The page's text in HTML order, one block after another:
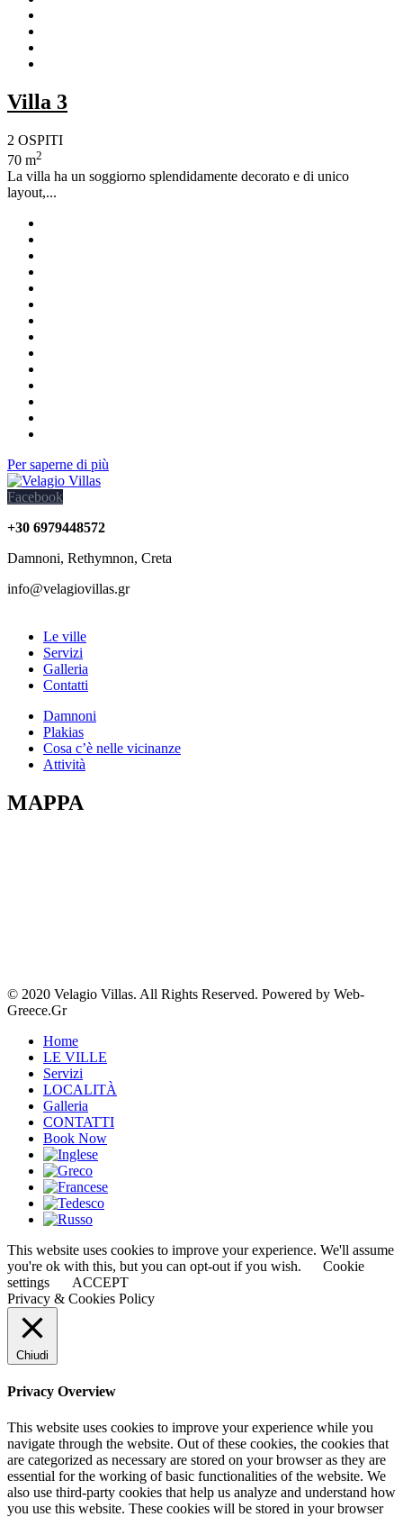
Villa 3
2 OSPITI
70 m2
La villa ha un soggiorno splendidamente decorato e di unico
layout,...
Per saperne di più
Facebook
+30 6979448572
Damnoni, Rethymnon, Creta
info@velagiovillas.gr
Le ville
Servizi
Galleria
Contatti
Damnoni
Plakias
Cosa c’è nelle vicinanze
Attività
MAPPA
© 2020 Velagio Villas. All Rights Reserved. Powered by Web-
Greece.Gr
Home
LE VILLE
Servizi
LOCALITÀ
Galleria
CONTATTI
Book Now
This website uses cookies to improve your experience. We'll assume
you're ok with this, but you can opt-out if you wish.
Cookie
settings
ACCEPT
Privacy & Cookies Policy
Chiudi
Privacy Overview
This website uses cookies to improve your experience while you
navigate through the website. Out of these cookies, the cookies that
are categorized as necessary are stored on your browser as they are
essential for the working of basic functionalities of the website. We
also use third-party cookies that help us analyze and understand how
you use this website. These cookies will be stored in your browser